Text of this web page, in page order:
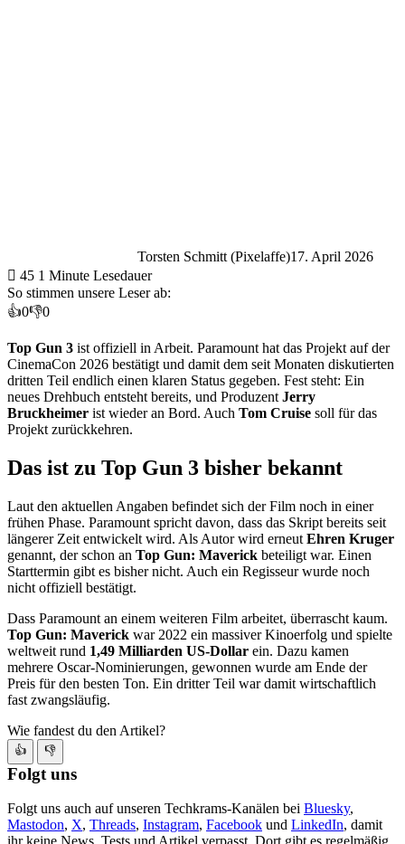
Torsten Schmitt (Pixelaffe)17. April 2026
45 1 Minute Lesedauer
So stimmen unsere Leser ab:
👍0👎0
Top Gun 3 ist offiziell in Arbeit. Paramount hat das Projekt auf der
CinemaCon 2026 bestätigt und damit dem seit Monaten diskutierten
dritten Teil endlich einen klaren Status gegeben. Fest steht: Ein
neues Drehbuch entsteht bereits, und Produzent Jerry
Bruckheimer ist wieder an Bord. Auch Tom Cruise soll für das
Projekt zurückkehren.
Das ist zu Top Gun 3 bisher bekannt
Laut den aktuellen Angaben befindet sich der Film noch in einer
frühen Phase. Paramount spricht davon, dass das Skript bereits seit
längerer Zeit entwickelt wird. Als Autor wird erneut Ehren Kruger
genannt, der schon an Top Gun: Maverick beteiligt war. Einen
Starttermin gibt es bisher nicht. Auch ein Regisseur wurde noch
nicht offiziell bestätigt.
Dass Paramount an einem weiteren Film arbeitet, überrascht kaum.
Top Gun: Maverick war 2022 ein massiver Kinoerfolg und spielte
weltweit rund 1,49 Milliarden US-Dollar ein. Dazu kamen
mehrere Oscar-Nominierungen, gewonnen wurde am Ende der
Preis für den besten Ton. Ein dritter Teil war damit wirtschaftlich
fast zwangsläufig.
Wie fandest du den Artikel?
👍 👎
Folgt uns
Folgt uns auch auf unseren Techkrams-Kanälen bei Bluesky,
Mastodon, X, Threads, Instagram, Facebook und LinkedIn, damit